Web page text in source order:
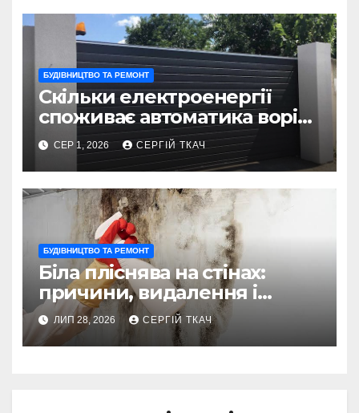
БУДІВНИЦТВО ТА РЕМОНТ
Скільки електроенергії
споживає автоматика воріт
за рік – чесний підрахунок
без прикрас
СЕР 1, 2026 СЕРГІЙ ТКАЧ
БУДІВНИЦТВО ТА РЕМОНТ
Біла пліснява на стінах:
причини, видалення і
профілактика
ЛИП 28, 2026 СЕРГІЙ ТКАЧ